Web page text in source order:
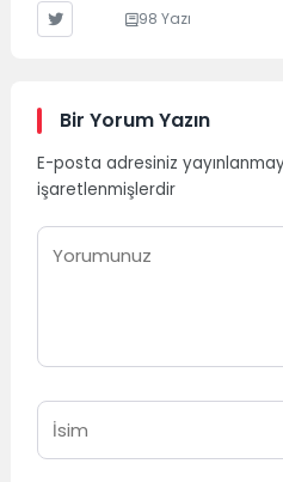
98 Yazı
Bir Yorum Yazın
E-posta adresiniz
işaretlenmişlerdir